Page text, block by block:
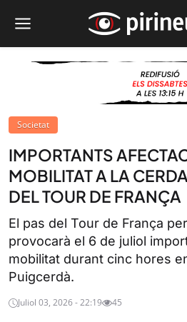
Societat
IMPORTANTS
MOBILITAT A LA
DEL TOUR DE FRANÇA
El pas del Tour de França
provocarà el 6 de juliol
mobilitat durant cinc hores
Puigcerdà.
Juliol 03, 2026 - 22:19 45